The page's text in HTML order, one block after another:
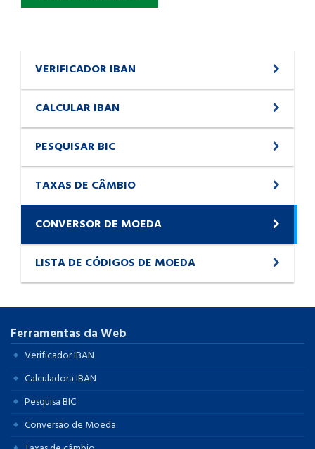
VERIFICADOR IBAN
CALCULAR IBAN
PESQUISAR BIC
TAXAS DE CÂMBIO
CONVERSOR DE MOEDA
LISTA DE CÓDIGOS DE MOEDA
Ferramentas da Web
Verificador IBAN
Calculadora IBAN
Pesquisa BIC
Conversão de Moeda